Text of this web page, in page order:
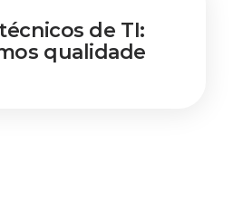
de TI:
qualidade